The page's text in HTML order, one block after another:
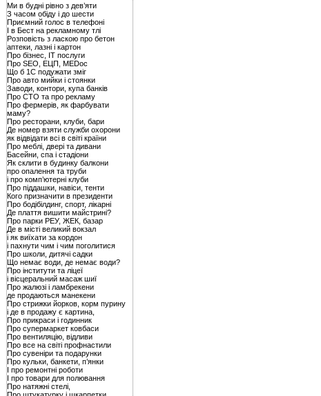
Ми в будні рівно з дев’яти
З часом обіду і до шести
Приємний голос в телефоні
І в Бест на рекламному тлі
Розповість з ласкою про бетон
аптеки, лазні і картон
Про бізнес, IT послуги
Про SEO, ЕЦП, MEDoc
Що б 1С подужати зміг
Про авто мийки і стоянки
Заводи, контори, купа банків
Про СТО та про рекламу
Про фермерів, як фарбувати
маму?
Про ресторани, клуби, бари
Де номер взяти служби охорони
як відвідати всі в світі країни
Про меблі, двері та дивани
Басейни, спа і стадіони
Як склити в будинку балкони
про опалення та труби
і про комп’ютерні клуби
Про піддашки, навіси, тенти
Кого призначити в президенти
Про бодібілдинг, спорт, лікарні
Де плаття вишити майстрині?
Про парки РЕУ, ЖЕК, базар
Де в місті великий вокзал
і як виїхати за кордон
і пахнути чим і чим поголитися
Про школи, дитячі садки
Що немає води, де немає води?
Про інститути та ліцеї
і вісцеральний масаж шиї
Про жалюзі і ламбрекени
де продаються манекени
Про стрижки йорков, корм пурину
і де в продажу є картина,
Про прикраси і годинник
Про супермаркет ковбаси
Про вентиляцію, відливи
Про все на світі профнастили
Про сувеніри та подарунки
Про кульки, банкети, п’янки
І про ремонтні роботи
І про товари для полювання
Про натяжні стелі,